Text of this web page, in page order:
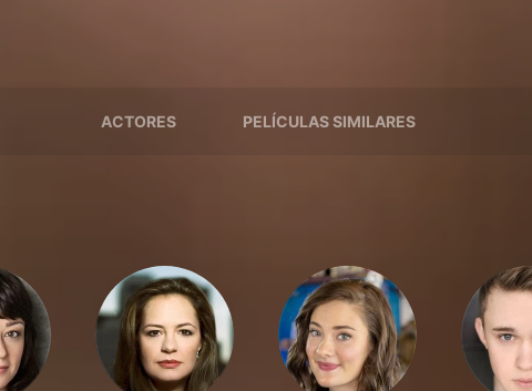
ACTORES PELÍCULAS SIMILARES